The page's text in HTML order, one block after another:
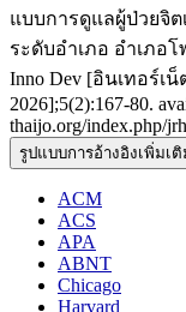
แบบการดูแลผู้ป่วยจิ
ระดับอำเภอ อำเภอ
Inno Dev [อินเทอร์เ
2026];5(2):167-80.
thaijo.org/index.php/
รูปแบบการอ้างอิงเพิ่มเติ
ACM
ACS
APA
ABNT
Chicago
Harvard